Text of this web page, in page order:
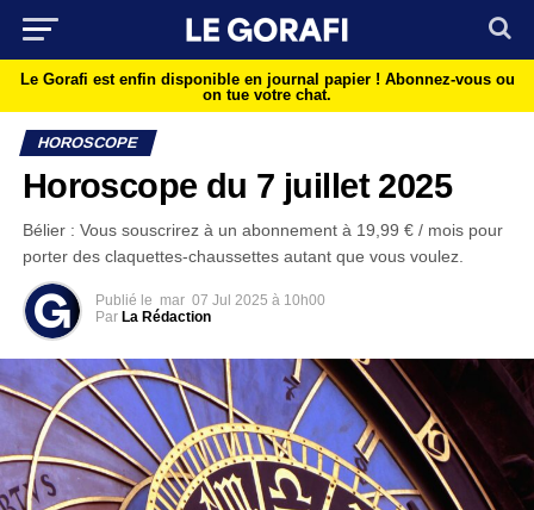
Le Gorafi est enfin disponible en journal papier ! Abonnez-vous ou
on tue votre chat.
HOROSCOPE
Horoscope du 7 juillet 2025
Bélier : Vous souscrirez à un abonnement à 19,99 € / mois pour
porter des claquettes-chaussettes autant que vous voulez.
Publié le mar 07 Jul 2025 à 10h00
Par La Rédaction